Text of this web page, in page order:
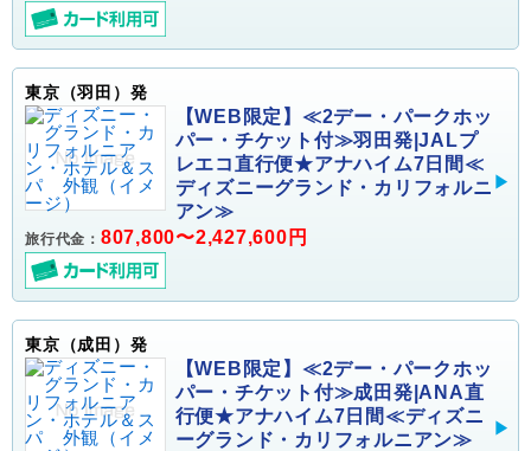
東京（羽田）発
【WEB限定】≪2デー・パークホッ
パー・チケット付≫羽田発|JALプ
レエコ直行便★アナハイム7日間≪
ディズニーグランド・カリフォルニ
アン≫
旅行代金： 807,800〜2,427,600円
東京（成田）発
【WEB限定】≪2デー・パークホッ
パー・チケット付≫成田発|ANA直
行便★アナハイム7日間≪ディズニ
ーグランド・カリフォルニアン≫